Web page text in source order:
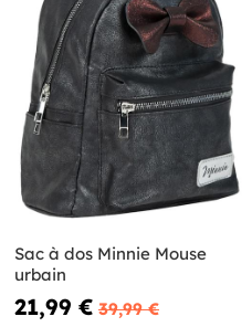
Sac à dos Minnie Mouse
urbain
21,99 € 39,99 €